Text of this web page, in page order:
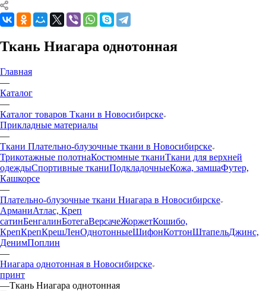
Ткань Ниагара однотонная
Главная
—
Каталог
—
Каталог товаров Ткани в Новосибирске
Прикладные материалы
—
Ткани Плательно-блузочные ткани в Новосибирске
Трикотажные полотнаКостюмные тканиТкани для верхней
одеждыСпортивные тканиПодкладочныеКожа, замшаФутер,
Кашкорсе
—
Плательно-блузочные ткани Ниагара в Новосибирске
АрманиАтлас, Креп
сатинБенгалинБотегаВерсачеЖоржетКошибо,
КрепКрепКрешЛенОднотонныеШифонКоттонШтапельДжинс,
ДенимПоплин
—
Ниагара однотонная в Новосибирске
принт
—Ткань Ниагара однотонная